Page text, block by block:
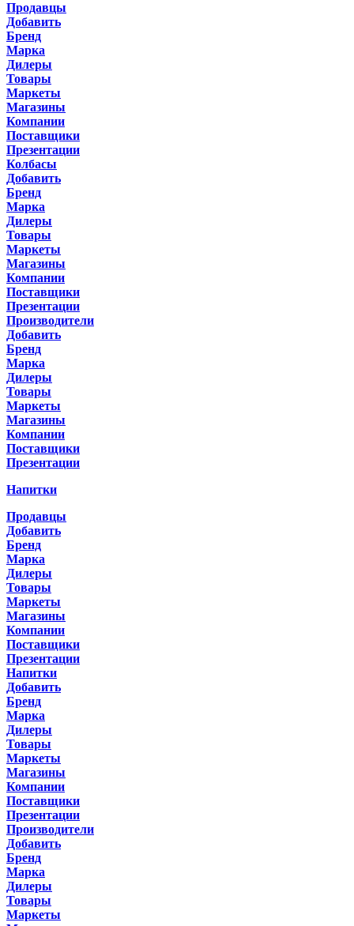
Продавцы
Добавить
Бренд
Марка
Дилеры
Товары
Маркеты
Магазины
Компании
Поставщики
Презентации
Колбасы
Добавить
Бренд
Марка
Дилеры
Товары
Маркеты
Магазины
Компании
Поставщики
Презентации
Производители
Добавить
Бренд
Марка
Дилеры
Товары
Маркеты
Магазины
Компании
Поставщики
Презентации
Напитки
Продавцы
Добавить
Бренд
Марка
Дилеры
Товары
Маркеты
Магазины
Компании
Поставщики
Презентации
Напитки
Добавить
Бренд
Марка
Дилеры
Товары
Маркеты
Магазины
Компании
Поставщики
Презентации
Производители
Добавить
Бренд
Марка
Дилеры
Товары
Маркеты